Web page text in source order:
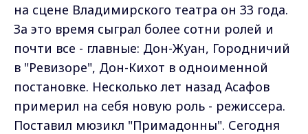
на сцене Владимирского театра он 33 года.
За это время сыграл более сотни ролей и
почти все - главные: Дон-Жуан, Городничий
в "Ревизоре", Дон-Кихот в одноименной
постановке. Несколько лет назад Асафов
примерил на себя новую роль - режиссера.
Поставил мюзикл "Примадонны". Сегодня